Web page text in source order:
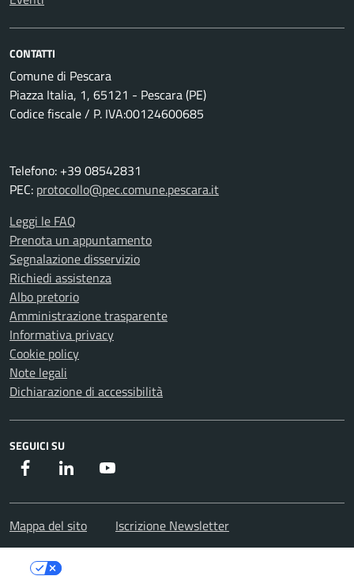
CONTATTI
Comune di Pescara
Piazza Italia, 1, 65121 - Pescara (PE)
Codice fiscale / P. IVA:00124600685
Telefono: +39 08542831
PEC: protocollo@pec.comune.pescara.it
Leggi le FAQ
Prenota un appuntamento
Segnalazione disservizio
Richiedi assistenza
Albo pretorio
Amministrazione trasparente
Informativa privacy
Cookie policy
Note legali
Dichiarazione di accessibilità
SEGUICI SU
Facebook Instagram
Mappa del sito Iscrizione Newsletter
Le tue preferenze relative alla privacy